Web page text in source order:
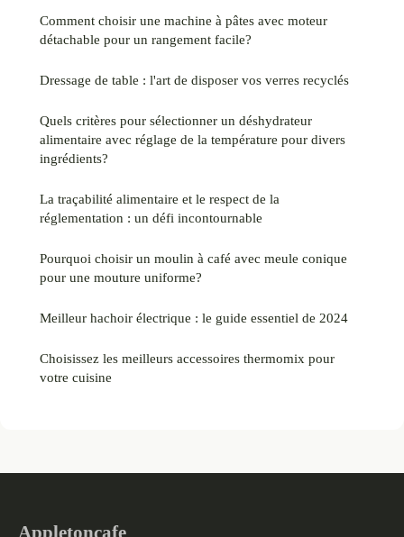
Comment choisir une machine à pâtes avec moteur
détachable pour un rangement facile?
Dressage de table : l'art de disposer vos verres recyclés
Quels critères pour sélectionner un déshydrateur
alimentaire avec réglage de la température pour divers
ingrédients?
La traçabilité alimentaire et le respect de la
réglementation : un défi incontournable
Pourquoi choisir un moulin à café avec meule conique
pour une mouture uniforme?
Meilleur hachoir électrique : le guide essentiel de 2024
Choisissez les meilleurs accessoires thermomix pour
votre cuisine
Appletoncafe